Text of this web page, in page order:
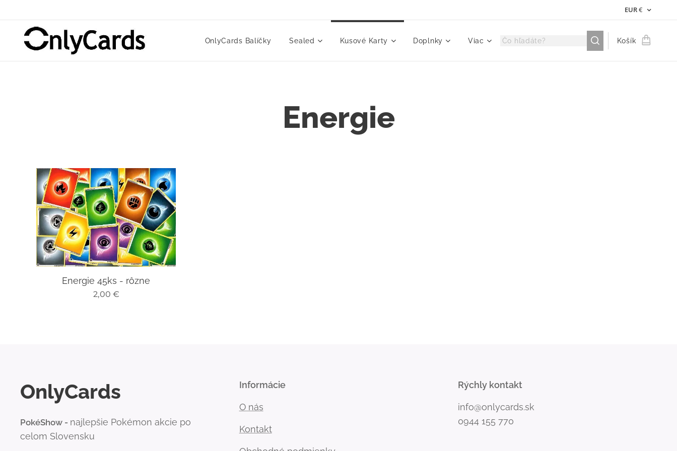
EUR€
OnlyCards Balíčky Sealed Kusové Karty Doplnky Viac Košík
Energie
Energie 45ks - rôzne
2,00 €
OnlyCards
PokéShow - najlepšie Pokémon akcie po
celom Slovensku
Informácie
O nás
Kontakt
Rýchly kontakt
info@onlycards.sk
0944 155 770